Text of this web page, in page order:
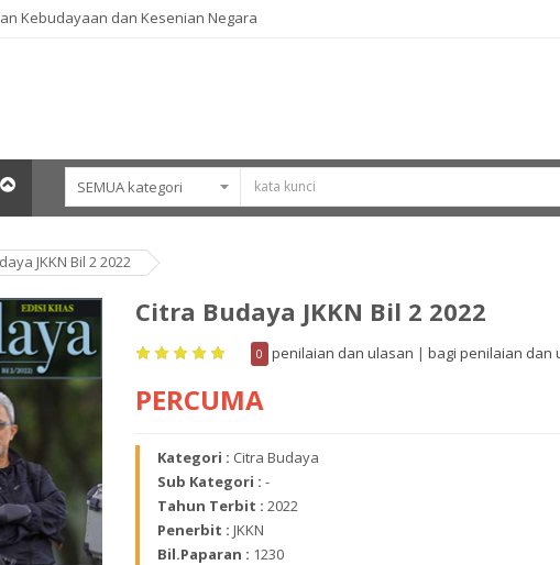
Kebudayaan dan Kesenian Negara
JKKN Bil 2 2022
Citra Budaya JKKN Bil 2 2022
0 penilaian dan ulasan | bagi penilaian dan
PERCUMA
Kategori : Citra Budaya
Sub Kategori : -
Tahun Terbit : 2022
Penerbit : JKKN
Bil.Paparan : 1230